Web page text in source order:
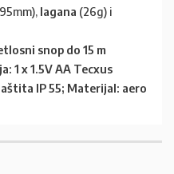
lagana (26g) i
snop do 15 m
1 x 1.5V AA Tecxus
IP 55; Materijal: aero